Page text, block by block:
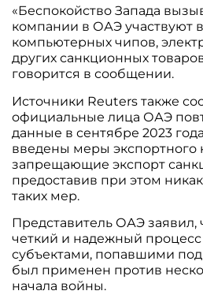
«Беспокойство Запада
компании в ОАЭ участвуют
компьютерных чипов,
других санкционных
говорится в сообщении.
Источники Reuters также
официальные лица ОАЭ
данные в сентябре 2023
введены меры экспортного
запрещающие экспорт
предоставив при этом
таких мер.
Представитель ОАЭ
четкий и надежный
субъектами, попавшими
был применен против
начала войны.